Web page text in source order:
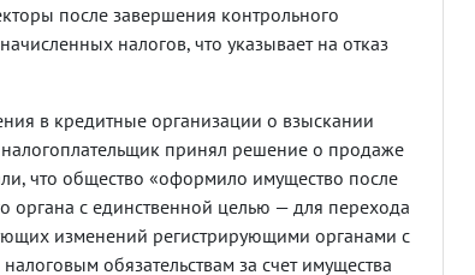
после завершения контрольного
налогов, что указывает на отказ
в кредитные организации о взыскании
принял решение о продаже
что общество «оформило имущество после
органа с единственной целью — для перехода
изменений регистрирующими органами с
обязательствам за счет имущества